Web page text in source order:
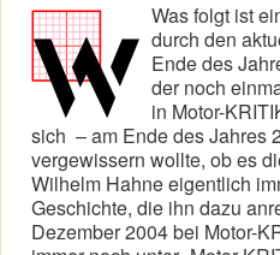
Was folgt ist
durch den
Ende des
der noch
in Motor-
sich – am Ende des Jahres
vergewissern wollte, ob es
Wilhelm Hahne eigentlich
Geschichte, die ihn dazu
Dezember 2004 bei Motor-